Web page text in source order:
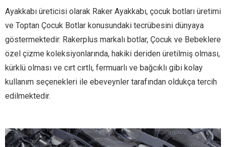
Ayakkabı üreticisi olarak Raker Ayakkabı, çocuk botları üretimi
ve Toptan Çocuk Botlar konusundaki tecrübesini dünyaya
göstermektedir. Rakerplus markalı botlar, Çocuk ve Bebeklere
özel çizme koleksiyonlarında, hakiki deriden üretilmiş olması,
kürklü olması ve cırt cırtlı, fermuarlı ve bağcıklı gibi kolay
kullanım seçenekleri ile ebeveynler tarafından oldukça tercih
edilmektedir.